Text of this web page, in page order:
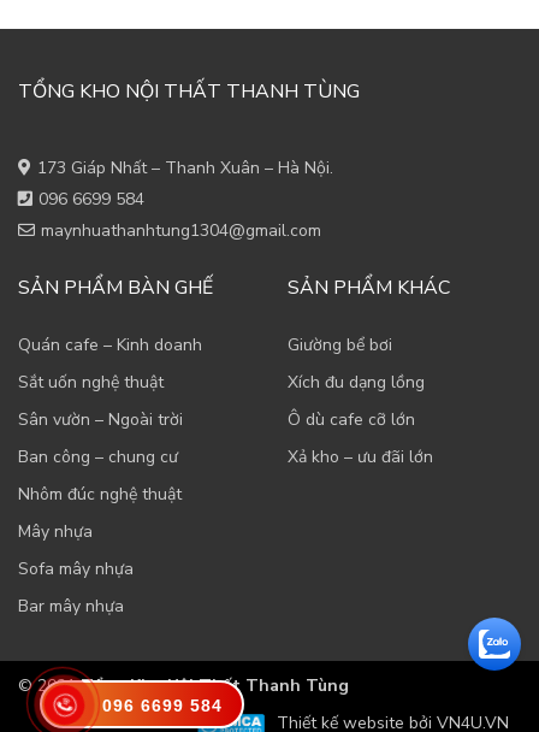
TỔNG KHO NỘI THẤT THANH TÙNG
173 Giáp Nhất – Thanh Xuân – Hà Nội.
096 6699 584
maynhuathanhtung1304@gmail.com
SẢN PHẨM BÀN GHẾ
Quán cafe – Kinh doanh
Sắt uốn nghệ thuật
Sân vườn – Ngoài trời
Ban công – chung cư
Nhôm đúc nghệ thuật
Mây nhựa
Sofa mây nhựa
Bar mây nhựa
SẢN PHẨM KHÁC
Giường bể bơi
Xích đu dạng lồng
Ô dù cafe cỡ lớn
Xả kho – ưu đãi lớn
© 2021Tổng Kho Nội Thất Thanh Tùng
Thiết kế website bởi VN4U.VN
096 6699 584